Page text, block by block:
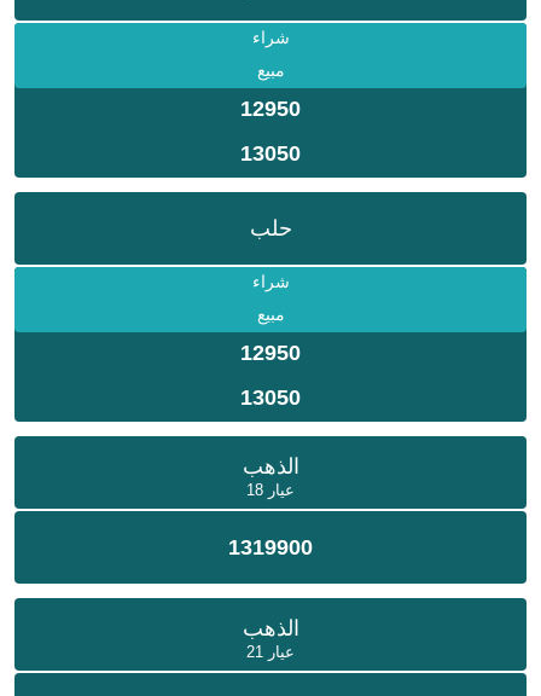
شراء
مبيع
12950
13050
حلب
شراء
مبيع
12950
13050
الذهب
عيار 18
1319900
الذهب
عيار 21